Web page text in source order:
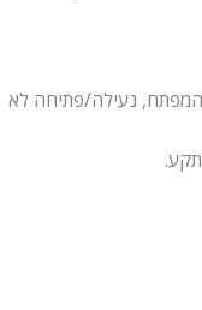
המפתח, נעילה/פתיחה לא